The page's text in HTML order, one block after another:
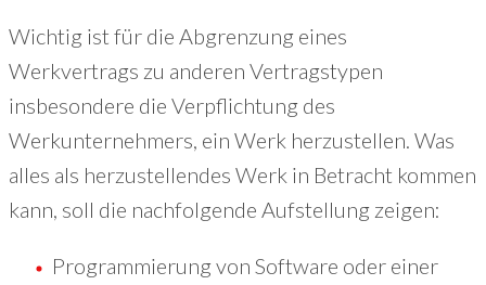
Wichtig ist für die Abgrenzung eines
Werkvertrags zu anderen Vertragstypen
insbesondere die Verpflichtung des
Werkunternehmers, ein Werk herzustellen. Was
alles als herzustellendes Werk in Betracht kommen
kann, soll die nachfolgende Aufstellung zeigen:
Programmierung von Software oder einer